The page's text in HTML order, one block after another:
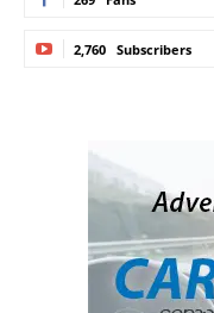
2,760 Subscribers